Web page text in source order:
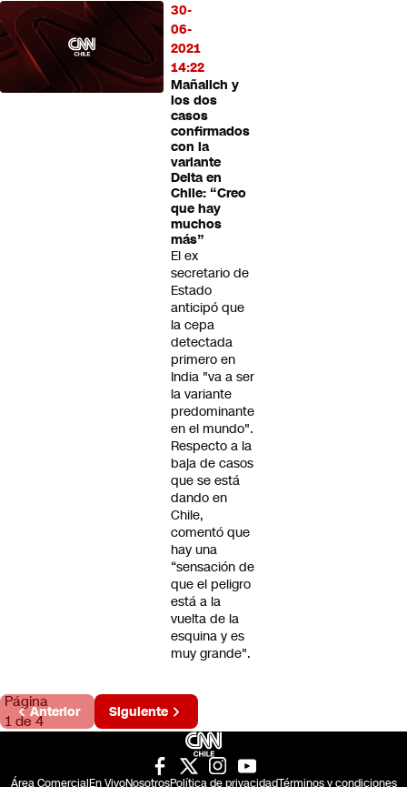
30-
06-
2021
14:22
Mañalich y
los dos
casos
confirmados
con la
variante
Delta en
Chile: “Creo
que hay
muchos
más”
El ex
secretario de
Estado
anticipó que
la cepa
detectada
primero en
India "va a ser
la variante
predominante
en el mundo".
Respecto a la
baja de casos
que se está
dando en
Chile,
comentó que
hay una
“sensación de
que el peligro
está a la
vuelta de la
esquina y es
muy grande".
Página
1 de 4
Anterior Siguiente
Área ComercialEn VivoNosotrosPolítica de privacidadTérminos y condiciones